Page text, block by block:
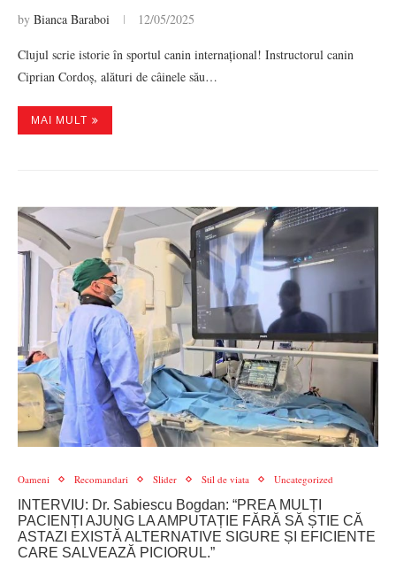
by Bianca Baraboi 12/05/2025
Clujul scrie istorie în sportul canin internațional! Instructorul canin
Ciprian Cordoș, alături de câinele său…
MAI MULT
Oameni Recomandari Slider Stil de viata Uncategorized
INTERVIU: Dr. Sabiescu Bogdan: “PREA MULȚI
PACIENȚI AJUNG LA AMPUTAȚIE FĂRĂ SĂ ȘTIE CĂ
ASTAZI EXISTĂ ALTERNATIVE SIGURE ȘI EFICIENTE
CARE SALVEAZĂ PICIORUL.”